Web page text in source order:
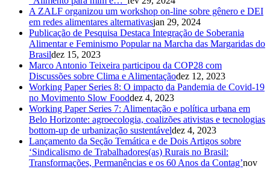
A ZALF organizou um workshop on-line sobre gênero e DEI
em redes alimentares alternativasjan 29, 2024
Publicação de Pesquisa Destaca Integração de Soberania
Alimentar e Feminismo Popular na Marcha das Margaridas do
Brasildez 15, 2023
Marco Antonio Teixeira participou da COP28 com
Discussões sobre Clima e Alimentaçãodez 12, 2023
Working Paper Series 8: O impacto da Pandemia de Covid-19
no Movimento Slow Fooddez 4, 2023
Working Paper Series 7: Alimentação e política urbana em
Belo Horizonte: agroecologia, coalizões ativistas e tecnologias
bottom-up de urbanização sustentáveldez 4, 2023
Lançamento da Seção Temática e de Dois Artigos sobre
‘Sindicalismo de Trabalhadores(as) Rurais no Brasil:
Transformações, Permanências e os 60 Anos da Contag’nov